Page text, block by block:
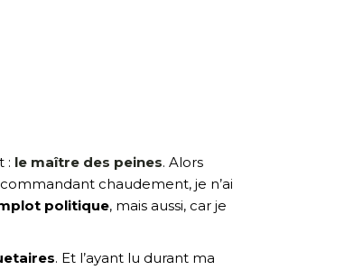
: le maître des peines. Alors
chaudement, je n’ai
politique, mais aussi, car je
. Et l’ayant lu durant ma